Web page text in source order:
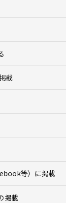
載
等）に掲載
掲載